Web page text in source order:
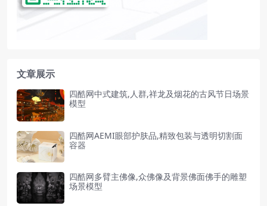
文章展示
四酷网中式建筑,人群,祥龙及烟花的古风节日场景
模型
四酷网AEMI眼部护肤品,精致包装与透明切割面
容器
四酷网多臂主佛像,众佛像及背景佛面佛手的雕塑
场景模型